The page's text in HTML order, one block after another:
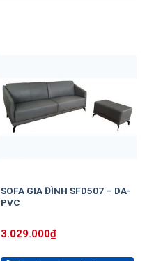
SOFA GIA ĐÌNH SFD507 – DA-
PVC
3.029.000₫